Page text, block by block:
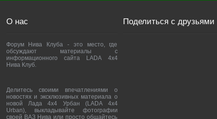
О нас
Форум Нива Клуба - это место, где
обсуждают материалы с
информационного сайта LADA 4x4
Нива Клуб.
Делитесь своими впечатлениями о
новостях и эксклюзивных материала о
новой Лада 4х4 Урбан (LADA 4x4
Urban), выкладывайте фотографии
своей ВАЗ Нива или просто общайтесь
Поделиться с друзьями